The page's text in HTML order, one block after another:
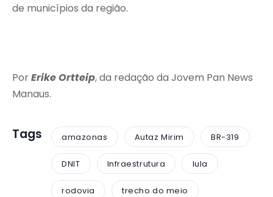
de municípios da região.
PorErike Ortteip, da redação da Jovem Pan News
Manaus.
Tags amazonas Autaz Mirim BR-319
DNIT Infraestrutura lula
rodovia trecho do meio